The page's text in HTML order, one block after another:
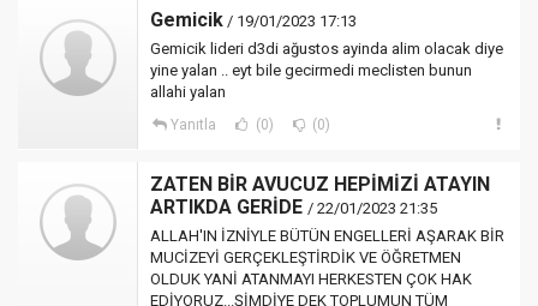
Gemicik / 19/01/2023 17:13
Gemicik lideri d3di ağustos ayinda alim olacak diye
yine yalan .. eyt bile gecirmedi meclisten bunun
allahi yalan
Yanıtla (0) (0)
ZATEN BİR AVUCUZ HEPİMİZİ ATAYIN
ARTIKDA GERİDE / 22/01/2023 21:35
ALLAH'IN İZNİYLE BÜTÜN ENGELLERİ AŞARAK BİR
MUCİZEYİ GERÇEKLEŞTİRDİK VE ÖĞRETMEN
OLDUK YANİ ATANMAYI HERKESTEN ÇOK HAK
EDİYORUZ...ŞİMDİYE DEK TOPLUMUN TÜM